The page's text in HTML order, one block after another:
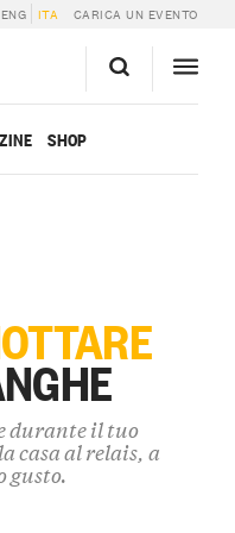
ENG ITA CARICA UN EVENTO
SHOP
durante il tuo
casa al relais, a
gusto.